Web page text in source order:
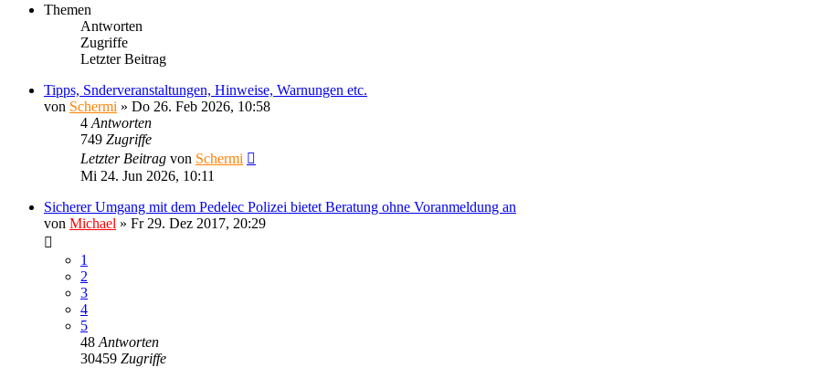
Themen
Antworten
Zugriffe
Letzter Beitrag
Tipps, Snderveranstaltungen, Hinweise, Warnungen etc.
von Schermi » Do 26. Feb 2026, 10:58
4 Antworten
749 Zugriffe
Letzter Beitrag von Schermi
Mi 24. Jun 2026, 10:11
Sicherer Umgang mit dem Pedelec Polizei bietet Beratung ohne Voranmeldung an
von Michael » Fr 29. Dez 2017, 20:29
1
2
3
4
5
48 Antworten
30459 Zugriffe